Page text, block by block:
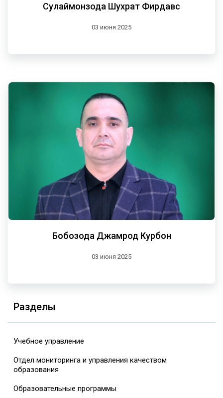
Сулаймонзода Шухрат Фирдавс
03 июня 2025
Бобозода Джамрод Курбон
03 июня 2025
Разделы
Учебное управление
Отдел мониторинга и управления качеством
образования
Образовательные программы